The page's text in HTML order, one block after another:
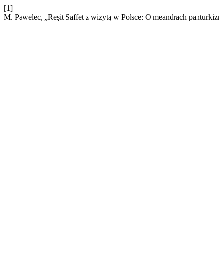
[1]
M. Pawelec, „Reşit Saffet z wizytą w Polsce: O meandrach